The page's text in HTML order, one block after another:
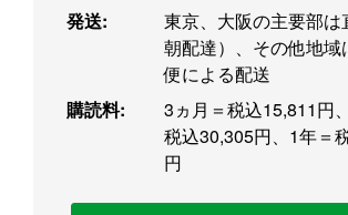
発送:
東京、大阪の主要部は
朝配達）、その他地域
便による配送
購読料:
3ヵ月＝税込15,811円
税込30,305円、1年＝
円